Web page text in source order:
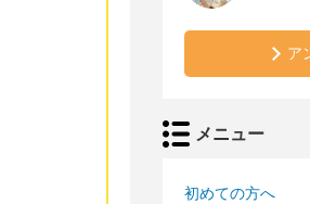
ア
メニュー
初めての方へ